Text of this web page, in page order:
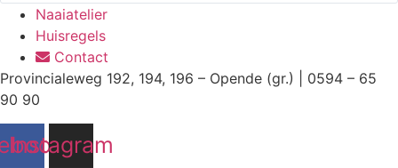
Naaiatelier
Huisregels
Contact
Provincialeweg 192, 194, 196 – Opende (gr.) | 0594 – 65
90 90
Instagram